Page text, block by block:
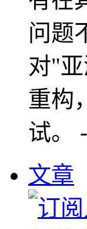
问题
对"
重构
试。
文章